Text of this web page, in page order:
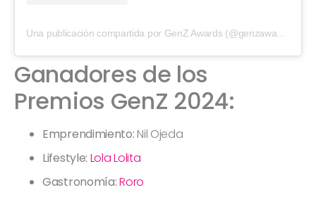
Ganadores de los
Premios GenZ 2024:
Emprendimiento: Nil Ojeda
Lifestyle: Lola Lolita
Gastronomía:Roro